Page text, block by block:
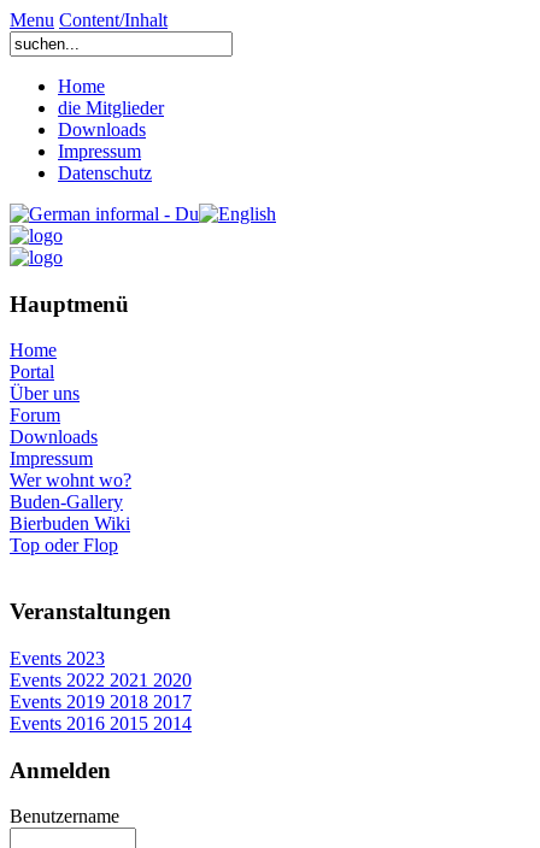
Menu Content/Inhalt
Home
die Mitglieder
Downloads
Impressum
Datenschutz
Hauptmenü
Home
Portal
Über uns
Forum
Downloads
Impressum
Wer wohnt wo?
Buden-Gallery
Bierbuden Wiki
Top oder Flop
Veranstaltungen
Events 2023
Events 2022 2021 2020
Events 2019 2018 2017
Events 2016 2015 2014
Anmelden
Benutzername